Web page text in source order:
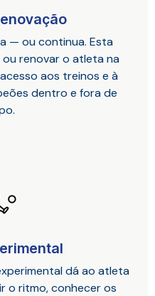
— ou continua. Esta
renovar o atleta na
aos treinos e à
dentro e fora de
dá ao atleta
o ritmo, conhecer os